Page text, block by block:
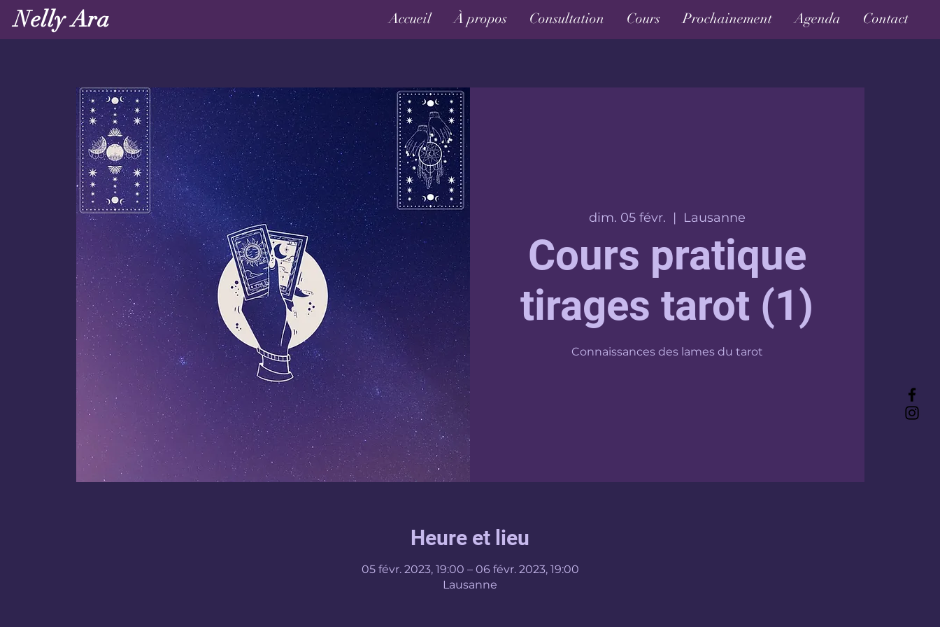
Nelly Ara Accueil À propos Consultation Cours Prochainement Agenda Contact
dim. 05 févr.
  |
Lausanne
Cours pratique
tirages tarot (1)
Connaissances des lames du tarot
Heure et lieu
05 févr. 2023, 19:00 – 06 févr. 2023, 19:00
Lausanne